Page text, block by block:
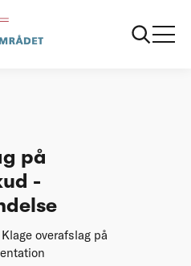
Energisparetilskud
på
-
overafslag på